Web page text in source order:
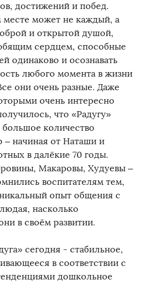
достижений и побед.
месте может не каждый, а
и открытой душой,
сердцем, способные
одинаково и осознавать
любого момента в жизни
они очень разные. Даже
очень интересно
что «Радугу»
количество
– начиная от Наташи и
в далёкие 70 годы.
Макаровы, Худуевы –
воспитателям тем,
опыт общения с
насколько
в своём развитии.
сегодня - стабильное,
в соответствии с
дошкольное